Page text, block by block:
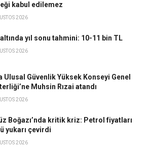
kabul edilemez
2026
yıl sonu tahmini: 10-11 bin TL
2026
Ulusal Güvenlik Yüksek Konseyi Genel
Muhsin Rızai atandı
2026
Boğazı’nda kritik kriz: Petrol fiyatları
yukarı çevirdi
2026